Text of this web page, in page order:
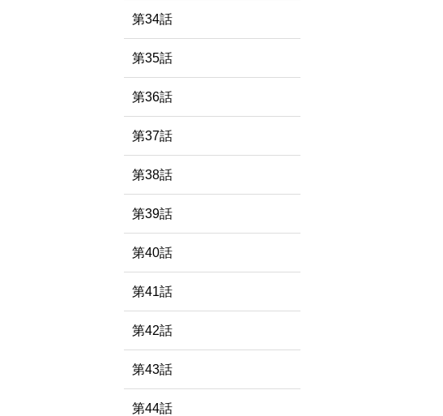
第34話
第35話
第36話
第37話
第38話
第39話
第40話
第41話
第42話
第43話
第44話